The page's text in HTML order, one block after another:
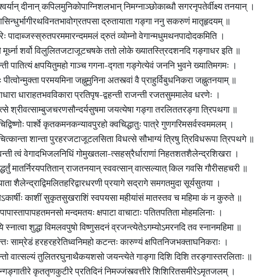
दीनान् कपिलमुनिकोपाग्निशलभान् निमग्नाञ्छोकाब्धौ सगरनृपतेर्वीक्ष्य तनयान् ।
द्रुतायाता गङ्गा ननु सकरुणं मातृहृदयम् ॥
पादाब्जस्स्रुतपरममारन्दममलं द्रुतं व्योम्नो वेगान्मधुमथनपादोदकमिति ।
मूर्ध्ना शर्वो विलुलितजटाजूटचषके ततो लोके ख्यातस्त्रिदशनदि गङ्गाधर इति ॥
पातित्यं क्षपयितुमहो गाञ्च गगना-द्गता गङ्गेत्येवं जननि भुवने ख्यातिमगमः ।
पीत्वोन्मुक्ता परमयमिना जह्नुमुनिना अतस्त्वां वै प्राहुर्विबुधनिकरा जह्नुतनयाम् ॥
धाराहतभवविकारा प्रतिपृष-द्वहन्ती राजन्ती रजतसुममालेव धरणेः ।
श्रीवत्साम्बुजचरणसौन्दर्यसुषमा जयत्येषा गङ्गा तरलिततरङ्गा त्रिपथगा ॥
पार्श्वे कृतकमनकन्यावपुरहो क्वचिद्धातुः पात्रे गुणगरिमसर्वस्वममलम् ।
शान्ता पुरहरजटाजूटलसिता विधत्से सौभाग्यं त्रिषु त्रिविधरूपा त्रिपथगे ॥
त्वं वेगादभिजलनिधिं गोमुखतला-त्सहस्रैर्धाराणां निहतशतशैलेन्द्रशिखरा ।
मातर्निरयपतितान् राजतनयान् स्ववत्सान् वात्सल्यात् किल गवसि गौरीसहचरी ॥
शैलेन्द्राद्विमलितहरिद्वारधरणी प्रयागे सद्रागे समगतमुदा सूर्यसुतया ।
काशीं सुकृतसुखराशिं स्वपयसा महीयांसं मातस्तव च महिमा कं न कुरुते ॥
मन्दमतयः क्षपाटा वाचाटाः पतितपतिता मोहमलिनाः ।
स्नात्वा शुद्धा विमलवपुषो विष्णुसदनं व्रजन्त्येतेऽगम्योऽमरनदि तव स्नानमहिमा ॥
साम्रेडं हरहरहरेतिध्वनिमहो कटन्तः कारुण्यं क्षपितनिजभक्ताघनिकराः ।
वात्सल्यं तुलितरघुनाथैकयशसो जयन्त्येते गाङ्गा दिशि दिशि तरङ्गास्तरलिताः ॥
कृततृणकुटीरे प्रतिदिनं निमज्जंस्त्वत्तीरे शिशिरितसमीरेऽमृतजलम् ।